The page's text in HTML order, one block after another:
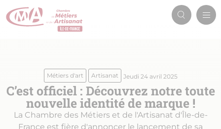
Aller
au
Métiers d'art Artisanat Jeudi 24 avril 2025
C’est officiel : Découvrez notre toute
nouvelle identité de marque !
La Chambre des Métiers et de l'Artisanat d'Île-de-
France est fière d'annoncer le lancement de sa